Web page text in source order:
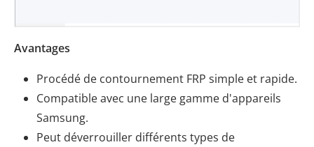
Avantages
Procédé de contournement FRP simple et rapide.
Compatible avec une large gamme d'appareils
Samsung.
Peut déverrouiller différents types de